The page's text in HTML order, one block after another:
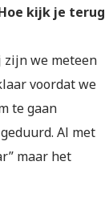
kijk je terug
zijn we meteen
voordat we
te gaan
Al met
maar het